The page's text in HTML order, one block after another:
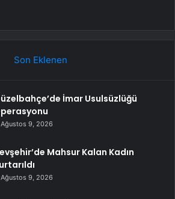
Son Eklenen
İmar Usulsüzlüğü
Ağustos 9, 2026
Mahsur Kalan Kadın
Ağustos 9, 2026